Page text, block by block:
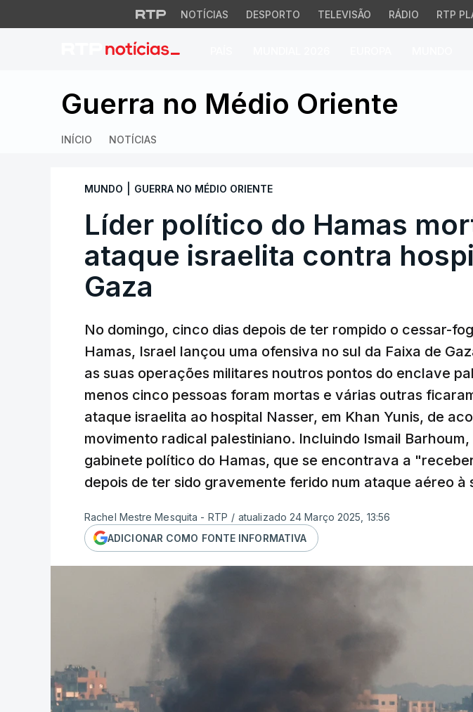
NOTÍCIAS DESPORTO TELEVISÃO RÁDIO RTP
Líder político do Hamas
Guerra no Médio Oriente
INÍCIO NOTÍCIAS
MUNDO GUERRA NO MÉDIO ORIENTE
Líder político do Hamas
ataque israelita contra
Gaza
No domingo, cinco dias depois de ter rompido o cessar-
Hamas, Israel lançou uma ofensiva no sul da Faixa de
as suas operações militares noutros pontos do enclave
menos cinco pessoas foram mortas e várias outras
ataque israelita ao hospital Nasser, em Khan Yunis, de
movimento radical palestiniano. Incluindo Ismail
gabinete político do Hamas, que se encontrava a
depois de ter sido gravemente ferido num ataque aéreo à
Rachel Mestre Mesquita - RTP / atualizado 24 Março 2025, 13:56
ADICIONAR COMO FONTE INFORMATIVA